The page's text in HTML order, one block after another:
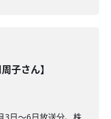
子さん】